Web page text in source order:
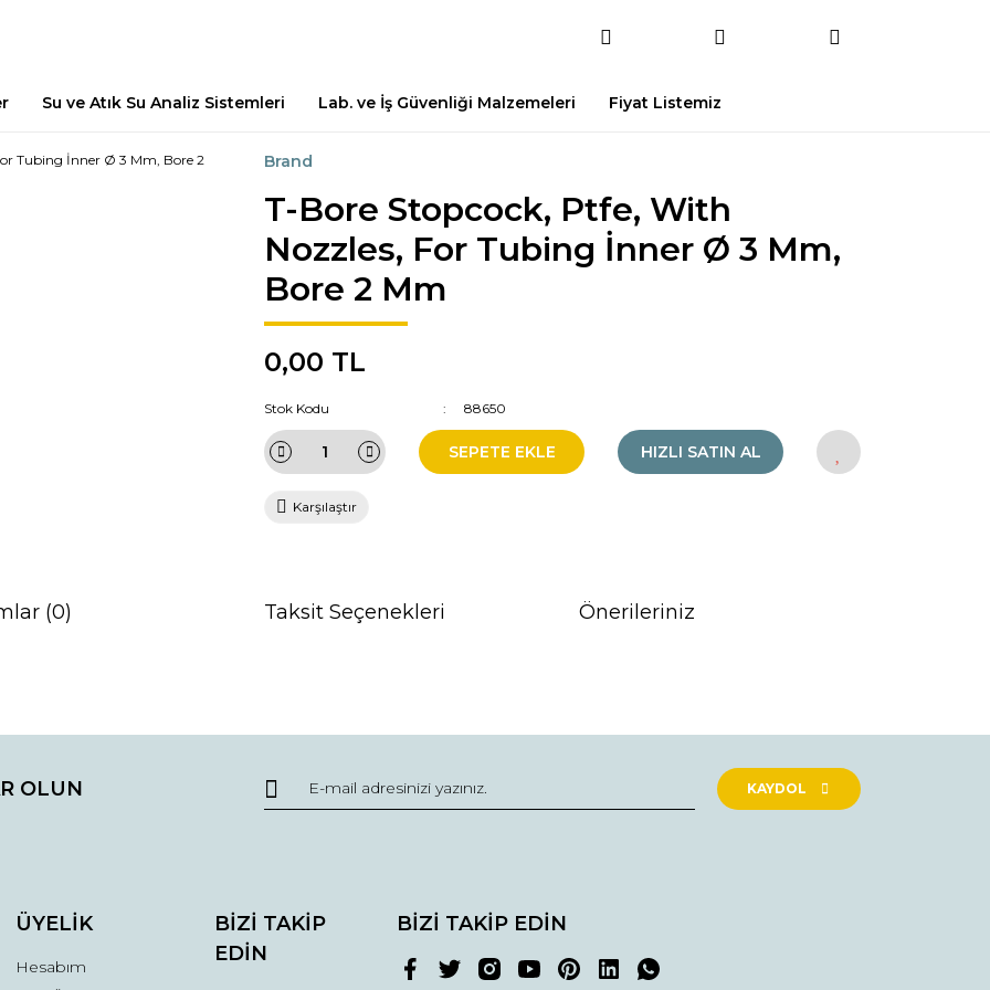
Su ve Atık Su Analiz Sistemleri Lab. ve İş Güvenliği Malzemeleri Fiyat Listemiz
Brand
T-Bore Stopcock, Ptfe, With
Nozzles, For Tubing İnner Ø 3 Mm,
Bore 2 Mm
0,00 TL
Stok Kodu 88650
SEPETE EKLE HIZLI SATIN AL
Karşılaştır
(0) Taksit Seçenekleri Önerileriniz
Yorum Yaz
OLUN KAYDOL
ÜYELİK
Hesabım
BİZİ TAKİP
EDİN
BİZİ TAKİP EDİN